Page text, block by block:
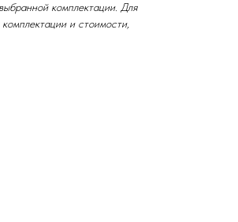
комплектации. Для
и стоимости,